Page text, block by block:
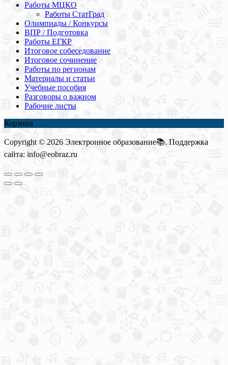
Работы МЦКО
Работы СтатГрад
Олимпиады / Конкурсы
ВПР / Подготовка
Работы ЕГКР
Итоговое собеседование
Итоговое сочинение
Работы по регионам
Материалы и статьи
Учебные пособия
Разговоры о важном
Рабочие листы
Корзина
Copyright © 2026 Электронное образование📚. Поддержка
сайта: info@eobraz.ru